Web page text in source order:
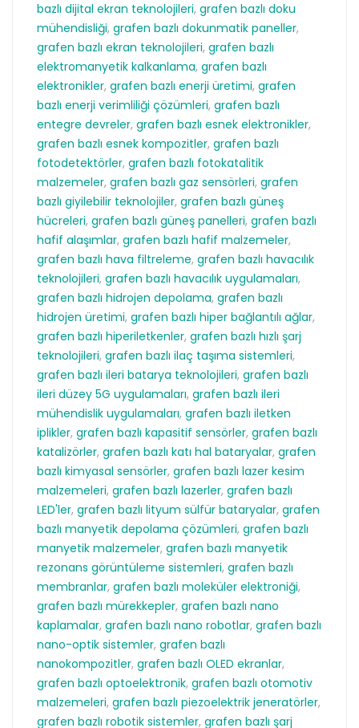
bazlı dijital ekran teknolojileri, grafen bazlı doku
mühendisliği, grafen bazlı dokunmatik paneller,
grafen bazlı ekran teknolojileri, grafen bazlı
elektromanyetik kalkanlama, grafen bazlı
elektronikler, grafen bazlı enerji üretimi, grafen
bazlı enerji verimliliği çözümleri, grafen bazlı
entegre devreler, grafen bazlı esnek elektronikler,
grafen bazlı esnek kompozitler, grafen bazlı
fotodetektörler, grafen bazlı fotokatalitik
malzemeler, grafen bazlı gaz sensörleri, grafen
bazlı giyilebilir teknolojiler, grafen bazlı güneş
hücreleri, grafen bazlı güneş panelleri, grafen bazlı
hafif alaşımlar, grafen bazlı hafif malzemeler,
grafen bazlı hava filtreleme, grafen bazlı havacılık
teknolojileri, grafen bazlı havacılık uygulamaları,
grafen bazlı hidrojen depolama, grafen bazlı
hidrojen üretimi, grafen bazlı hiper bağlantılı ağlar,
grafen bazlı hiperiletkenler, grafen bazlı hızlı şarj
teknolojileri, grafen bazlı ilaç taşıma sistemleri,
grafen bazlı ileri batarya teknolojileri, grafen bazlı
ileri düzey 5G uygulamaları, grafen bazlı ileri
mühendislik uygulamaları, grafen bazlı iletken
iplikler, grafen bazlı kapasitif sensörler, grafen bazlı
katalizörler, grafen bazlı katı hal bataryalar, grafen
bazlı kimyasal sensörler, grafen bazlı lazer kesim
malzemeleri, grafen bazlı lazerler, grafen bazlı
LED'ler, grafen bazlı lityum sülfür bataryalar, grafen
bazlı manyetik depolama çözümleri, grafen bazlı
manyetik malzemeler, grafen bazlı manyetik
rezonans görüntüleme sistemleri, grafen bazlı
membranlar, grafen bazlı moleküler elektroniği,
grafen bazlı mürekkepler, grafen bazlı nano
kaplamalar, grafen bazlı nano robotlar, grafen bazlı
nano-optik sistemler, grafen bazlı
nanokompozitler, grafen bazlı OLED ekranlar,
grafen bazlı optoelektronik, grafen bazlı otomotiv
malzemeleri, grafen bazlı piezoelektrik jeneratörler,
grafen bazlı robotik sistemler, grafen bazlı şarj